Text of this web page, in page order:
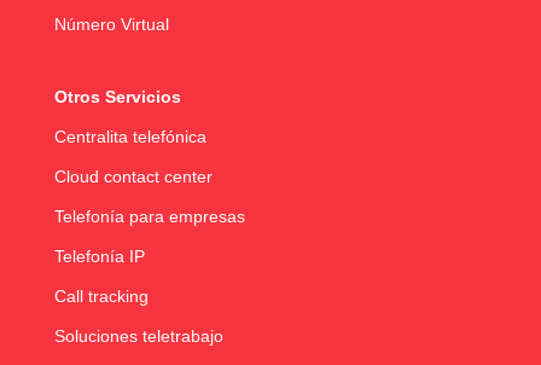
Número Virtual
Otros Servicios
Centralita telefónica
Cloud contact center
Telefonía para empresas
Telefonía IP
Call tracking
Soluciones teletrabajo